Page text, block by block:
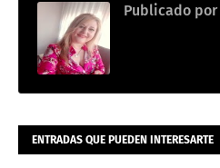
Publicado por
ENTRADAS QUE PUEDEN INTERESARTE